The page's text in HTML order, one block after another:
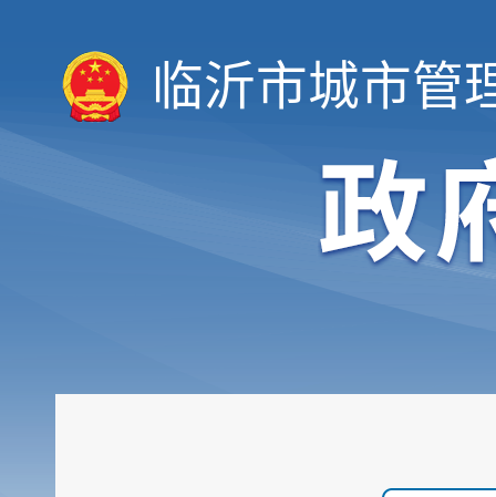
临沂市城市管